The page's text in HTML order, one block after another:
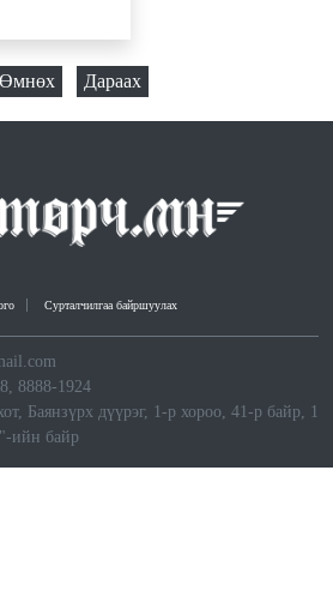
Өмнөх Дараах
Сурталчилгаа байршуулах
8888-1924
Баянзүрх дүүрэг, 1-р хороо, 41-р байр, 1
ийн байр